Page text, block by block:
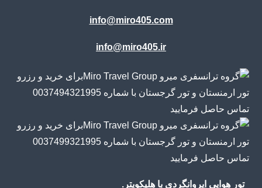
info@miro405.com
info@miro405.ir
تور هوایی ایروانگردی با هلیکوپتر.